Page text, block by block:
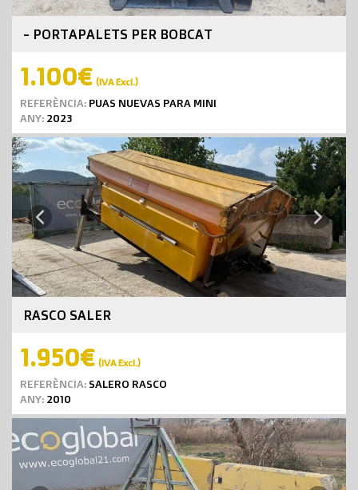
- PORTAPALETS PER BOBCAT
1.100€ (IVA Excl.)
REFERÈNCIA: PUAS NUEVAS PARA MINI
ANY: 2023
Previous Next
RASCO SALER
1.950€ (IVA Excl.)
REFERÈNCIA: SALERO RASCO
ANY: 2010